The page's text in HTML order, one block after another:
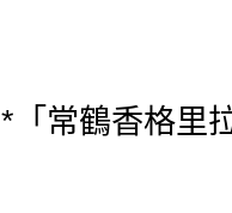
*「常鶴香格里